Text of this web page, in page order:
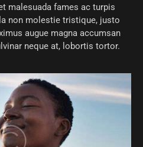
malesuada fames ac turpis
non molestie tristique, justo
augue magna accumsan
neque at, lobortis tortor.